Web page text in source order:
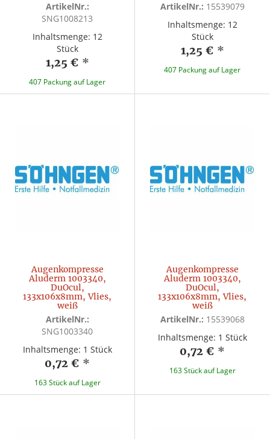
ArtikelNr.:
SNG1008213
Inhaltsmenge: 12
Stück
1,25 € *
407 Packung auf Lager
ArtikelNr.: 15539079
Inhaltsmenge: 12
Stück
1,25 € *
407 Packung auf Lager
Augenkompresse
Aluderm 1003340,
DuOcul,
133x106x8mm, Vlies,
weiß
ArtikelNr.:
SNG1003340
Inhaltsmenge: 1 Stück
0,72 € *
163 Stück auf Lager
Augenkompresse
Aluderm 1003340,
DuOcul,
133x106x8mm, Vlies,
weiß
ArtikelNr.: 15539068
Inhaltsmenge: 1 Stück
0,72 € *
163 Stück auf Lager